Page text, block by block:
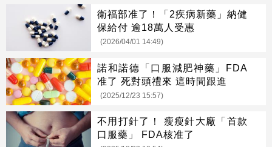
衛福部准了！「2疾病新藥」納健
保給付 逾18萬人受惠
(2026/04/01 14:49)
諾和諾德「口服減肥神藥」FDA
准了 死對頭禮來 這時間跟進
(2025/12/23 15:57)
不用打針了！ 瘦瘦針大廠「首款
口服藥」 FDA核准了